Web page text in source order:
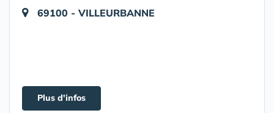
69100 - VILLEURBANNE
Plus d'infos